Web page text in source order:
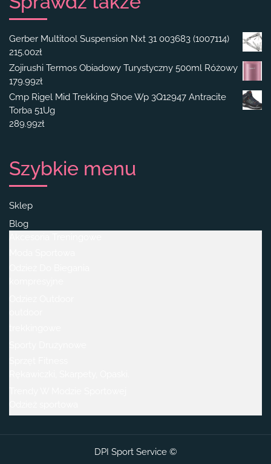
Gerber Multitool Suspension Nxt 31 003683 (1007114)
215.00zł
Zojirushi Termos Obiadowy Turystyczny 500ml Różowy
179.99zł
Cmp Rigel Mid Trekking Shoe Wp 3Q12947 Antracite
Torba 51Ug
289.99zł
Szybkie menu
Sklep
Blog
DPI Sport Service ©